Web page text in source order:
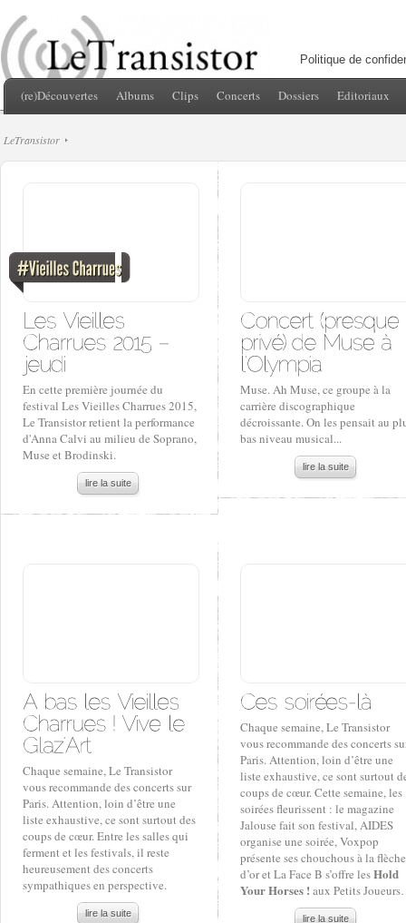
Politique de
(re)Découvertes Albums Clips Concerts Dossiers Editoriaux
LeTransistor
En cette première journée du
festival Les Vieilles Charrues 2015,
Le Transistor retient la performance
d'Anna Calvi au milieu de Soprano,
Muse et Brodinski.
lire la suite
Muse. Ah Muse, ce groupe à la
carrière discographique
décroissante. On les pensait au
bas niveau musical...
lire la suite
Chaque semaine, Le Transistor
vous recommande des concerts sur
Paris. Attention, loin d’être une
liste exhaustive, ce sont surtout des
coups de cœur. Entre les salles qui
ferment et les festivals, il reste
heureusement des concerts
sympathiques en perspective.
lire la suite
Chaque semaine, Le Transistor
vous recommande des concerts
Paris. Attention, loin d’être une
liste exhaustive, ce sont surtout
coups de cœur. Cette semaine, les
soirées fleurissent : le magazine
Jalouse fait son festival, AIDES
organise une soirée, Voxpop
présente ses chouchous à la flèche
d’or et La Face B s’offre lesHold
Your Horses !aux Petits
lire la suite